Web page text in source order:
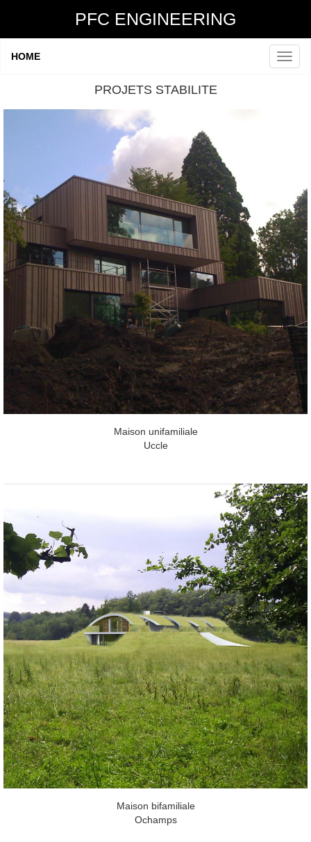
PFC ENGINEERING
HOME
PROJETS STABILITE
Maison unifamiliale
Uccle
Maison bifamiliale
Ochamps